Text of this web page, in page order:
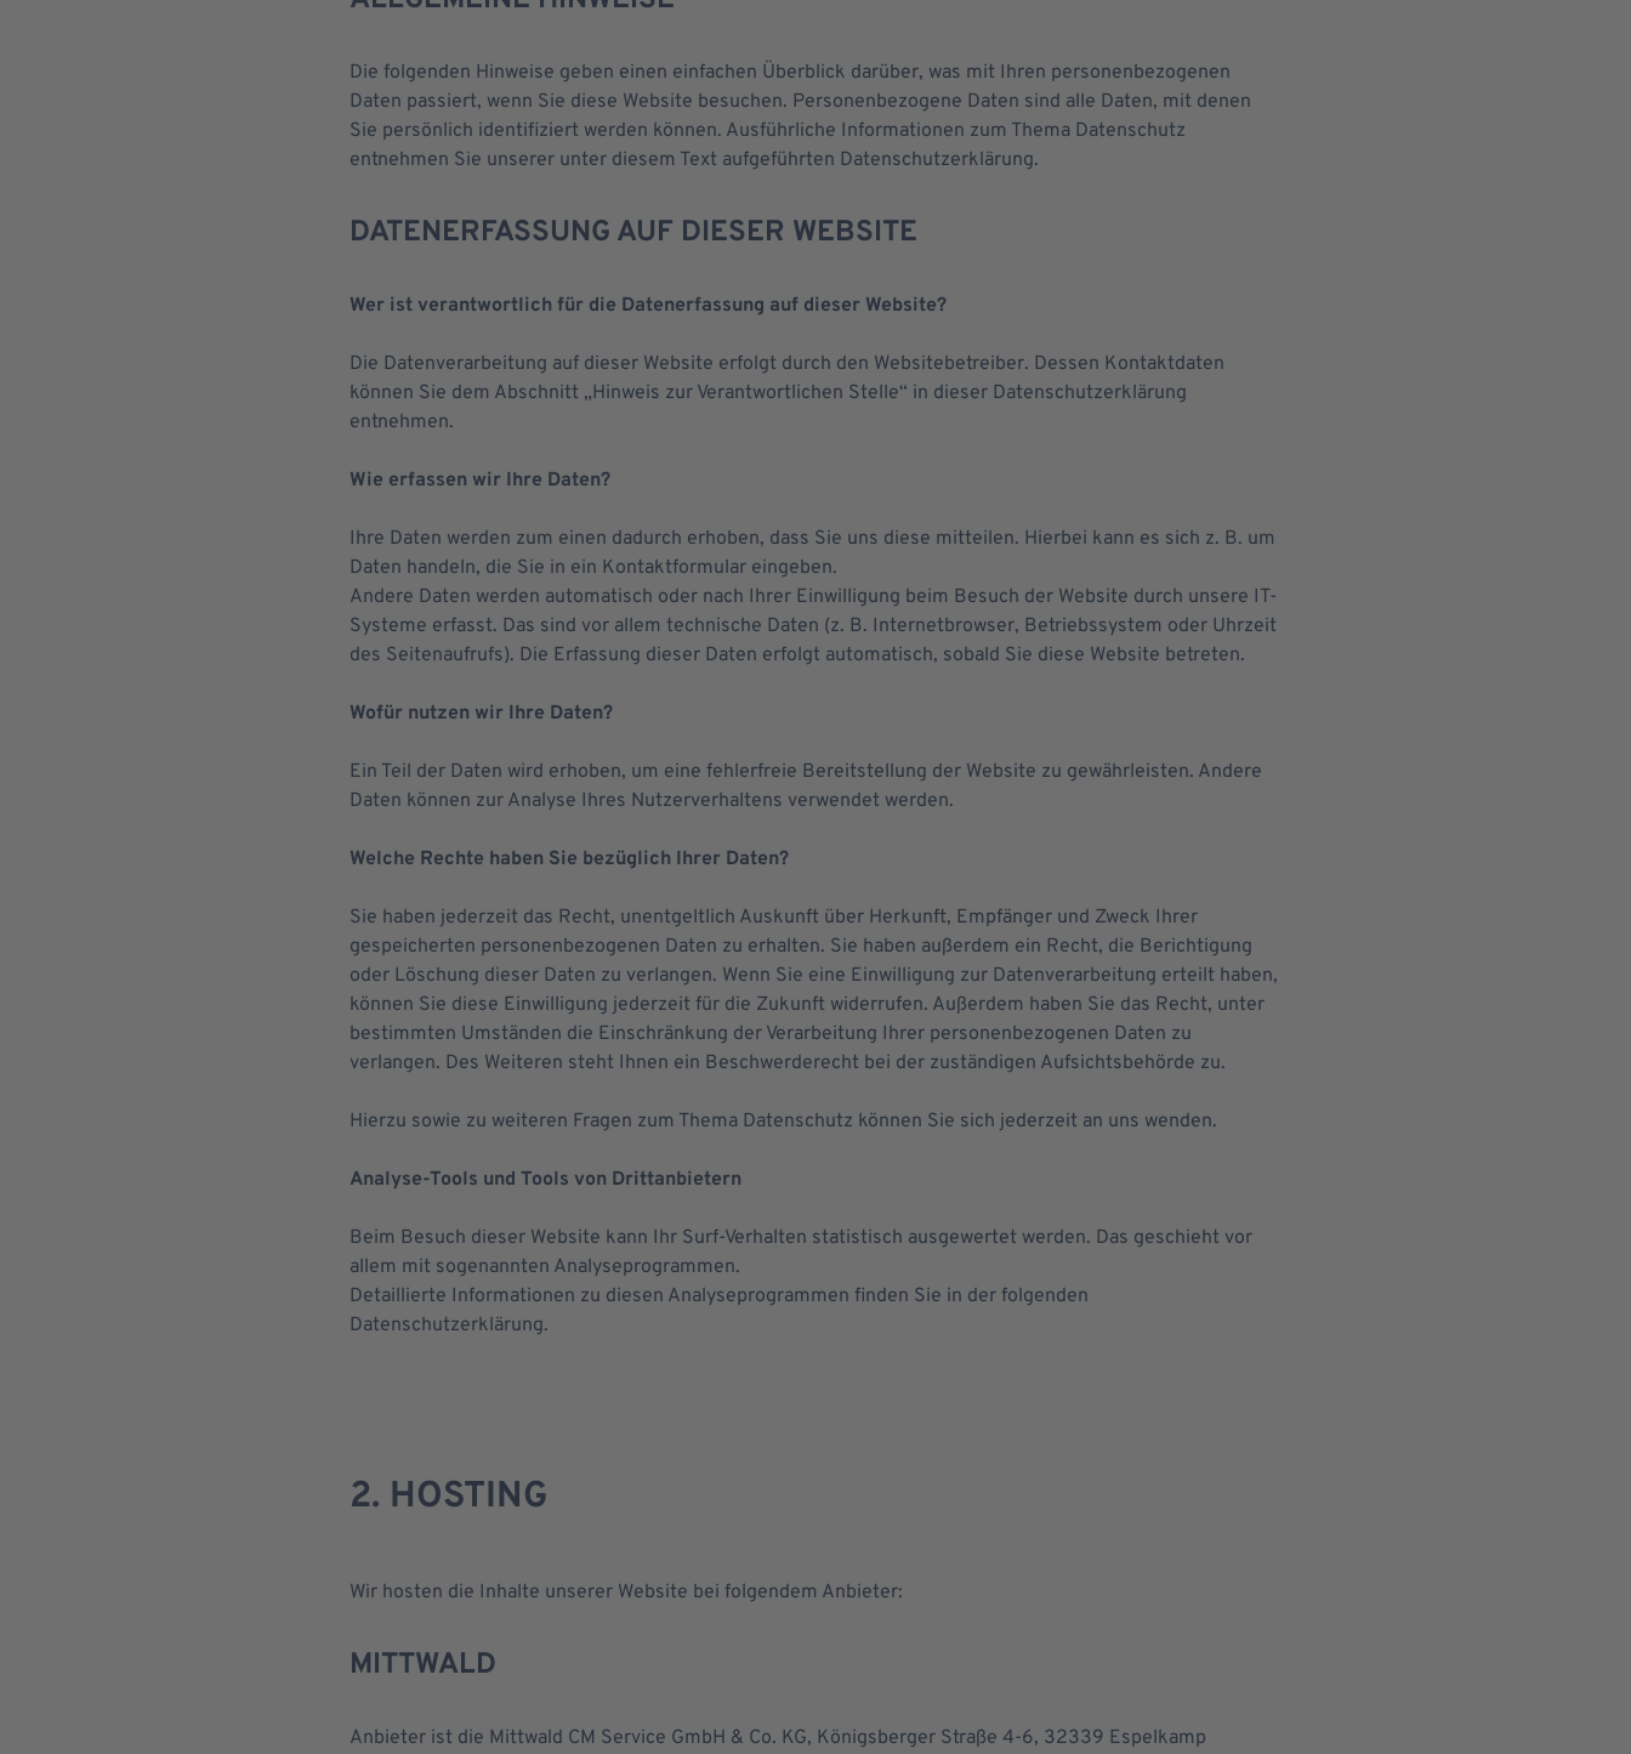
Die folgenden Hinweise geben einen einfachen Überblick darüber, was mit Ihren personenbezogenen
Daten passiert, wenn Sie diese Website besuchen. Personenbezogene Daten sind alle Daten, mit denen
Sie persönlich identifiziert werden können. Ausführliche Informationen zum Thema Datenschutz
entnehmen Sie unserer unter diesem Text aufgeführten Datenschutzerklärung.
DATENERFASSUNG AUF DIESER WEBSITE
Wer ist verantwortlich für die Datenerfassung auf dieser Website?
Die Datenverarbeitung auf dieser Website erfolgt durch den Websitebetreiber. Dessen Kontaktdaten
können Sie dem Abschnitt „Hinweis zur Verantwortlichen Stelle“ in dieser Datenschutzerklärung
entnehmen.
Wie erfassen wir Ihre Daten?
Ihre Daten werden zum einen dadurch erhoben, dass Sie uns diese mitteilen. Hierbei kann es sich z. B. um
Daten handeln, die Sie in ein Kontaktformular eingeben.
Andere Daten werden automatisch oder nach Ihrer Einwilligung beim Besuch der Website durch unsere IT-
Systeme erfasst. Das sind vor allem technische Daten (z. B. Internetbrowser, Betriebssystem oder Uhrzeit
des Seitenaufrufs). Die Erfassung dieser Daten erfolgt automatisch, sobald Sie diese Website betreten.
Wofür nutzen wir Ihre Daten?
Ein Teil der Daten wird erhoben, um eine fehlerfreie Bereitstellung der Website zu gewährleisten. Andere
Daten können zur Analyse Ihres Nutzerverhaltens verwendet werden.
Welche Rechte haben Sie bezüglich Ihrer Daten?
Sie haben jederzeit das Recht, unentgeltlich Auskunft über Herkunft, Empfänger und Zweck Ihrer
gespeicherten personenbezogenen Daten zu erhalten. Sie haben außerdem ein Recht, die Berichtigung
oder Löschung dieser Daten zu verlangen. Wenn Sie eine Einwilligung zur Datenverarbeitung erteilt haben,
können Sie diese Einwilligung jederzeit für die Zukunft widerrufen. Außerdem haben Sie das Recht, unter
bestimmten Umständen die Einschränkung der Verarbeitung Ihrer personenbezogenen Daten zu
verlangen. Des Weiteren steht Ihnen ein Beschwerderecht bei der zuständigen Aufsichtsbehörde zu.
Hierzu sowie zu weiteren Fragen zum Thema Datenschutz können Sie sich jederzeit an uns wenden.
Analyse-Tools und Tools von Dritt­anbietern
Beim Besuch dieser Website kann Ihr Surf-Verhalten statistisch ausgewertet werden. Das geschieht vor
allem mit sogenannten Analyseprogrammen.
Detaillierte Informationen zu diesen Analyseprogrammen finden Sie in der folgenden
Datenschutzerklärung.
2. HOSTING
Wir hosten die Inhalte unserer Website bei folgendem Anbieter:
MITTWALD
Anbieter ist die Mittwald CM Service GmbH & Co. KG, Königsberger Straße 4-6, 32339 Espelkamp